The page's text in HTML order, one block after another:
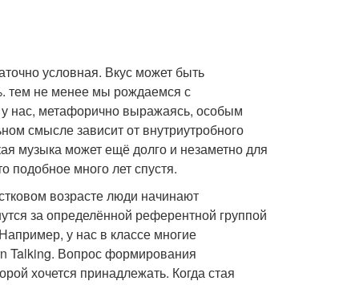
условная. Вкус может быть
тем не менее мы рождаемся с
нас, метафорично выражаясь, особым
смысле зависит от внутриутробного
музыка может ещё долго и незаметно для
подобное много лет спустя.
возрасте люди начинают
за определённой референтной группой
у нас в классе многие
Talking. Вопрос формирования
хочется принадлежать. Когда стая